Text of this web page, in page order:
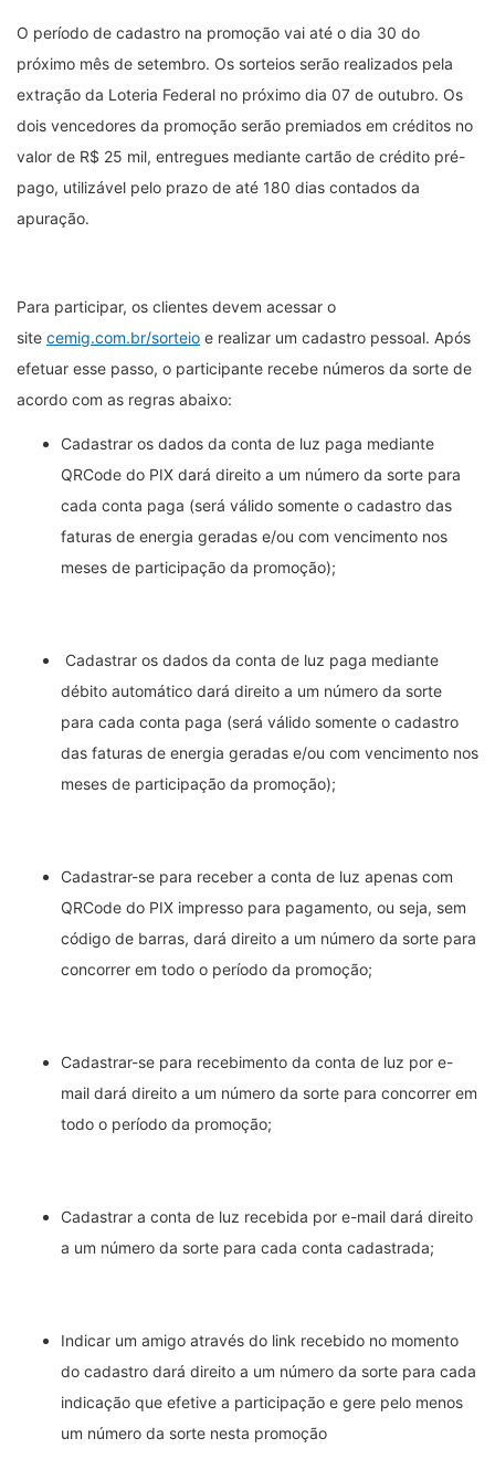
O período de cadastro na promoção vai até o dia 30 do
próximo mês de setembro. Os sorteios serão realizados pela
extração da Loteria Federal no próximo dia 07 de outubro. Os
dois vencedores da promoção serão premiados em créditos no
valor de R$ 25 mil, entregues mediante cartão de crédito pré-
pago, utilizável pelo prazo de até 180 dias contados da
apuração.
Para participar, os clientes devem acessar o
site cemig.com.br/sorteio e realizar um cadastro pessoal. Após
efetuar esse passo, o participante recebe números da sorte de
acordo com as regras abaixo:
Cadastrar os dados da conta de luz paga mediante
QRCode do PIX dará direito a um número da sorte para
cada conta paga (será válido somente o cadastro das
faturas de energia geradas e/ou com vencimento nos
meses de participação da promoção);
Cadastrar os dados da conta de luz paga mediante
débito automático dará direito a um número da sorte
para cada conta paga (será válido somente o cadastro
das faturas de energia geradas e/ou com vencimento nos
meses de participação da promoção);
Cadastrar-se para receber a conta de luz apenas com
QRCode do PIX impresso para pagamento, ou seja, sem
código de barras, dará direito a um número da sorte para
concorrer em todo o período da promoção;
Cadastrar-se para recebimento da conta de luz por e-
mail dará direito a um número da sorte para concorrer em
todo o período da promoção;
Cadastrar a conta de luz recebida por e-mail dará direito
a um número da sorte para cada conta cadastrada;
Indicar um amigo através do link recebido no momento
do cadastro dará direito a um número da sorte para cada
indicação que efetive a participação e gere pelo menos
um número da sorte nesta promoção